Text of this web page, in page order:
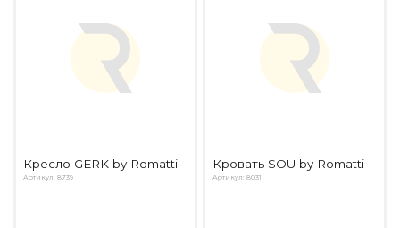
Все категории товаров
Реализованные проекты
Кресло GERK by Romatti
Артикул: 8739
Кровать SOU by Romatti
Артикул: 8031